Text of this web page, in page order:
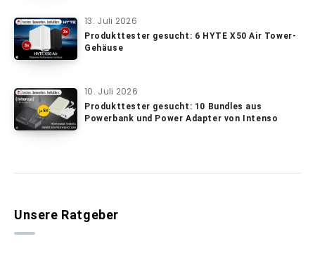
13. Juli 2026
Produkttester gesucht: 6 HYTE X50 Air Tower-
Gehäuse
10. Juli 2026
Produkttester gesucht: 10 Bundles aus
Powerbank und Power Adapter von Intenso
Unsere Ratgeber